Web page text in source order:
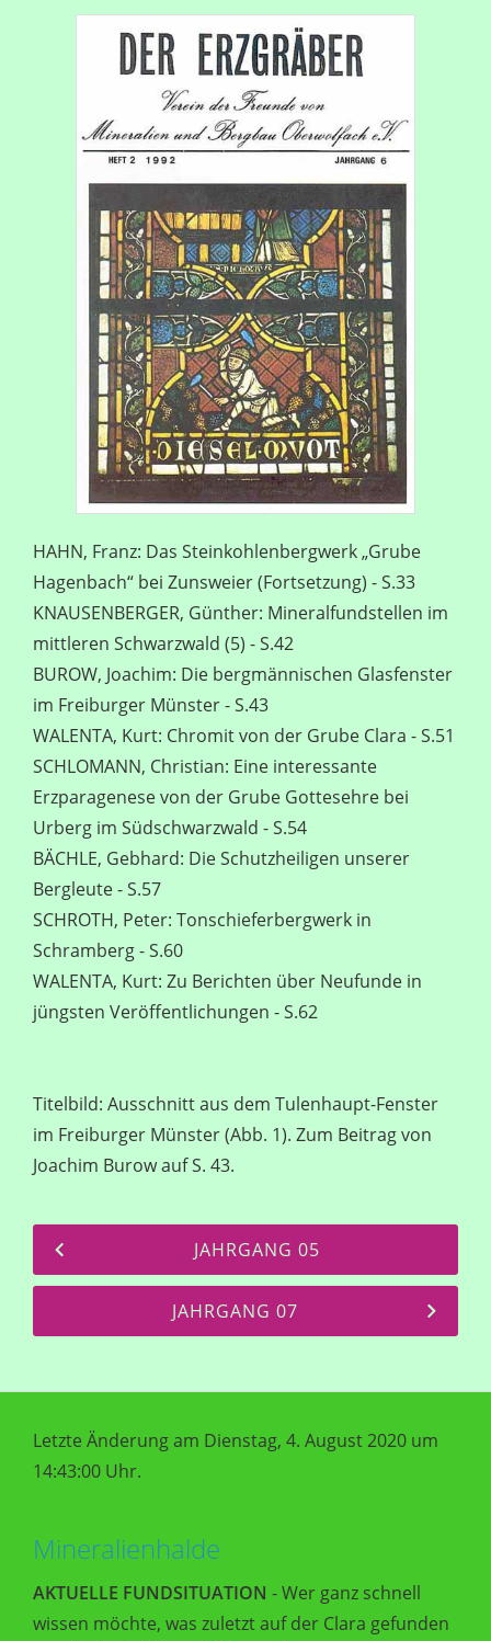
HAHN, Franz: Das Steinkohlenbergwerk „Grube
Hagenbach“ bei Zunsweier (Fortsetzung) - S.33
KNAUSENBERGER, Günther: Mineralfundstellen im
mittleren Schwarzwald (5) - S.42
BUROW, Joachim: Die bergmännischen Glasfenster
im Freiburger Münster - S.43
WALENTA, Kurt: Chromit von der Grube Clara - S.51
SCHLOMANN, Christian: Eine interessante
Erzparagenese von der Grube Gottesehre bei
Urberg im Südschwarzwald - S.54
BÄCHLE, Gebhard: Die Schutzheiligen unserer
Bergleute - S.57
SCHROTH, Peter: Tonschieferbergwerk in
Schramberg - S.60
WALENTA, Kurt: Zu Berichten über Neufunde in
jüngsten Veröffentlichungen - S.62
Titelbild: Ausschnitt aus dem Tulenhaupt-Fenster
im Freiburger Münster (Abb. 1). Zum Beitrag von
Joachim Burow auf S. 43.
JAHRGANG 05
JAHRGANG 07
Letzte Änderung am Dienstag, 4. August 2020 um
14:43:00 Uhr.
Mineralienhalde
AKTUELLE FUNDSITUATION - Wer ganz schnell
wissen möchte, was zuletzt auf der Clara gefunden